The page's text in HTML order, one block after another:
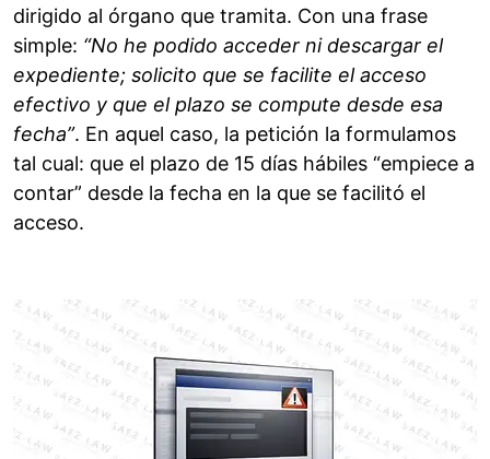
dirigido al órgano que tramita. Con una frase
simple: “No he podido acceder ni descargar el
expediente; solicito que se facilite el acceso
efectivo y que el plazo se compute desde esa
fecha”. En aquel caso, la petición la formulamos
tal cual: que el plazo de 15 días hábiles “empiece a
contar” desde la fecha en la que se facilitó el
acceso.